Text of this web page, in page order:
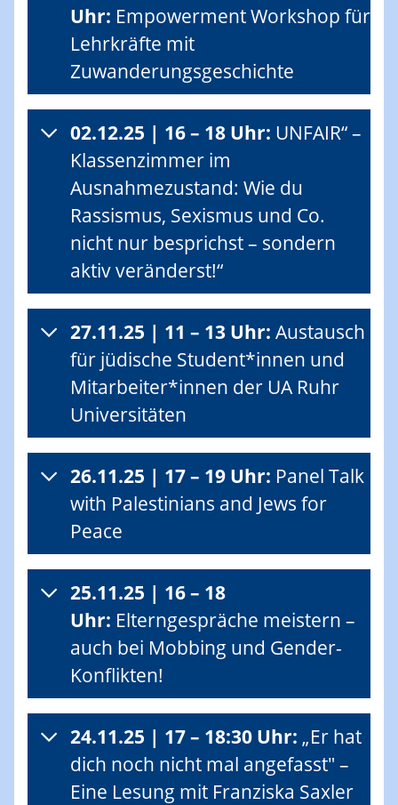
Uhr: Empowerment Workshop für
Lehrkräfte mit
Zuwanderungsgeschichte
02.12.25 | 16 – 18 Uhr: UNFAIR“ –
Klassenzimmer im
Ausnahmezustand: Wie du
Rassismus, Sexismus und Co.
nicht nur besprichst – sondern
aktiv veränderst!“
27.11.25 | 11 – 13 Uhr: Austausch
für jüdische Student*innen und
Mitarbeiter*innen der UA Ruhr
Universitäten
26.11.25 | 17 – 19 Uhr: Panel Talk
with Palestinians and Jews for
Peace
25.11.25 | 16 – 18
Uhr: Elterngespräche meistern –
auch bei Mobbing und Gender-
Konflikten!
24.11.25 | 17 – 18:30 Uhr: „Er hat
dich noch nicht mal angefasst" –
Eine Lesung mit Franziska Saxler